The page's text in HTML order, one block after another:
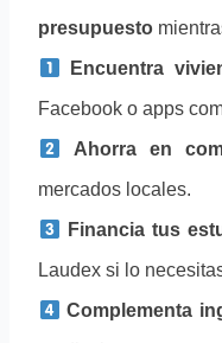
presupuesto
Encuentra
Facebook o apps
Ahorra en
mercados locales.
Financia tus
Laudex si lo
Complementa